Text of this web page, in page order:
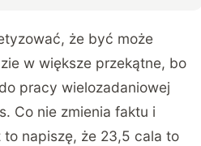
że być może
w większe przekątne, bo
pracy wielozadaniowej
Co nie zmienia faktu i
napiszę, że 23,5 cala to